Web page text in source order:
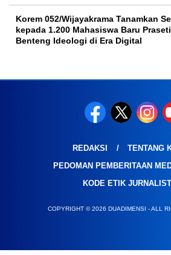
Korem 052/Wijayakrama Tanamkan
kepada 1.200 Mahasiswa Baru
Benteng Ideologi di Era Digital
REDAKSI
TENTANG
PEDOMAN PEMBERITAAN
KODE ETIK
COPYRIGHT © 2026 DUADIMENSI - ALL